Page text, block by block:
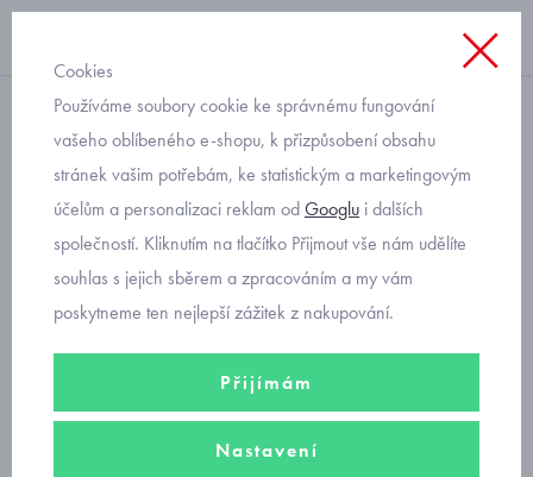
dívky
dívčí noční košile
Dívčínoční košile Cornettese vyznačují vysokou kvalitou,
příjemnými materiály a originálními obrázky. V nabídce noční košile s
dívčí noční košile dlouhý rukáv
Cookies
Používáme soubory cookie ke správnému fungování
vašeho oblíbeného e-shopu, k přizpůsobení obsahu
stránek vašim potřebám, ke statistickým a marketingovým
účelům a personalizaci reklam odGooglu i dalších
společností. Kliknutím na tlačítko Přijmout vše nám udělíte
souhlas s jejich sběrem a zpracováním a my vám
poskytneme ten nejlepší zážitek z nakupování.
Přijímám
Nastavení